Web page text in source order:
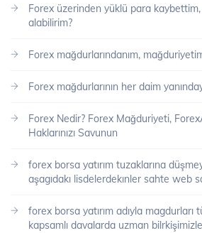
Forex üzerinden yüklü para kaybettim,
alabilirim?
Forex mağdurlarındanım,
Forex mağdurlarının her daim
Forex Nedir? Forex Mağduriyeti,
Haklarınızı Savunun
forex borsa yatırım tuzaklarına
aşagıdakı lisdelerdekınler sahte web
forex borsa yatırım adıyla magdurları
kapsamlı davalarda uzman